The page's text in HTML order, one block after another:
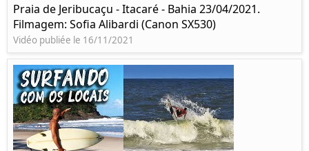
Praia de Jeribucaçu - Itacaré - Bahia 23/04/2021.
Filmagem: Sofia Alibardi (Canon SX530)
Vidéo publiée le 16/11/2021